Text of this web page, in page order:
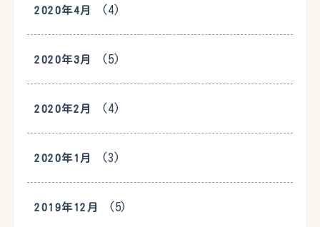
2020年4月 (4)
2020年3月 (5)
2020年2月 (4)
2020年1月 (3)
2019年12月 (5)